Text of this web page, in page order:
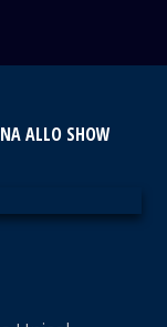
ALLO SHOW